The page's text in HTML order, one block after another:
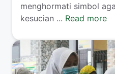
menghormati simbol
kesucian ... Read more